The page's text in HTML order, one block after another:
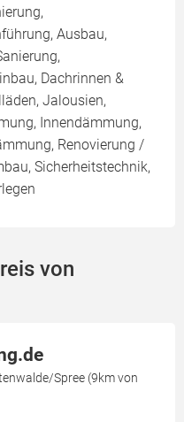
Ausbau,
Dachrinnen &
Jalousien,
Innendämmung,
Renovierung /
Sicherheitstechnik,
von
Spree (9km von